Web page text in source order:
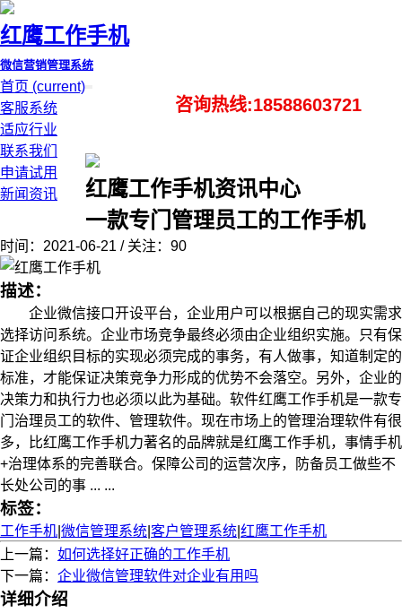
红鹰工作手机
微信营销管理系统
首页 (current)
客服系统
适应行业
联系我们
申请试用
新闻资讯
咨询热线:18588603721
红鹰工作手机资讯中心
一款专门管理员工的工作手机
时间：2021-06-21 / 关注：90
描述：
企业微信接口开设平台，企业用户可以根据自己的现实需求
选择访问系统。企业市场竞争最终必须由企业组织实施。只有保
证企业组织目标的实现必须完成的事务，有人做事，知道制定的
标准，才能保证决策竞争力形成的优势不会落空。另外，企业的
决策力和执行力也必须以此为基础。软件红鹰工作手机是一款专
门治理员工的软件、管理软件。现在市场上的管理治理软件有很
多，比红鹰工作手机力著名的品牌就是红鹰工作手机，事情手机
+治理体系的完善联合。保障公司的运营次序，防备员工做些不
长处公司的事 ... ...
标签：
工作手机 微信管理系统 客户管理系统 红鹰工作手机
上一篇： 如何选择好正确的工作手机
下一篇： 企业微信管理软件对企业有用吗
详细介绍